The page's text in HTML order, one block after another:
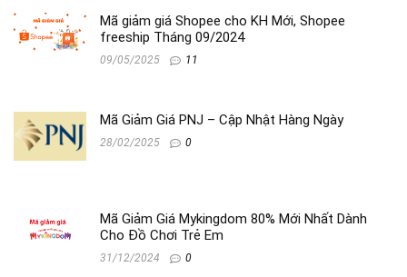
Mã giảm giá Shopee cho KH Mới, Shopee
freeship Tháng 09/2024
09/05/2025 11
Mã Giảm Giá PNJ – Cập Nhật Hàng Ngày
28/02/2025 0
Mã Giảm Giá Mykingdom 80% Mới Nhất Dành
Cho Đồ Chơi Trẻ Em
31/12/2024 0